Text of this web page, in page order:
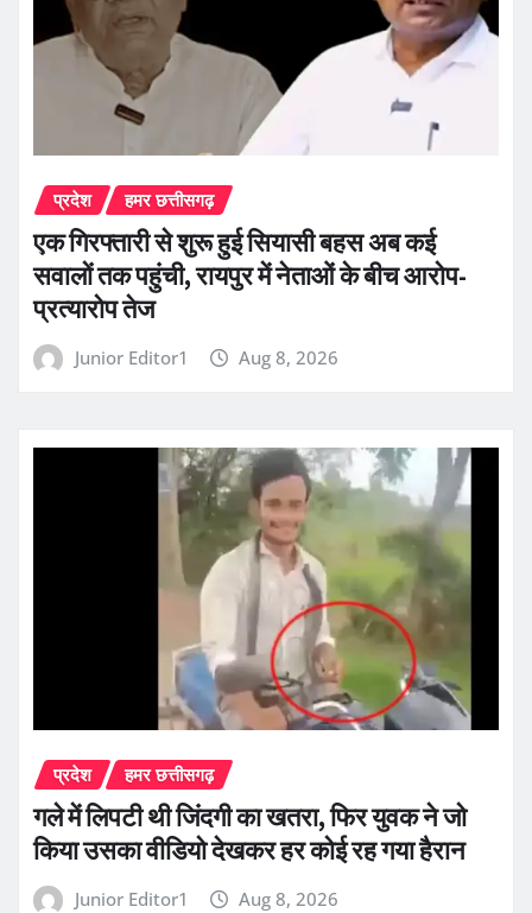
प्रदेश हमर छत्तीसगढ़
एक गिरफ्तारी से शुरू हुई सियासी बहस अब कई
सवालों तक पहुंची, रायपुर में नेताओं के बीच आरोप-
प्रत्यारोप तेज
Junior Editor1 Aug 8, 2026
प्रदेश हमर छत्तीसगढ़
गले में लिपटी थी जिंदगी का खतरा, फिर युवक ने जो
किया उसका वीडियो देखकर हर कोई रह गया हैरान
Junior Editor1 Aug 8, 2026